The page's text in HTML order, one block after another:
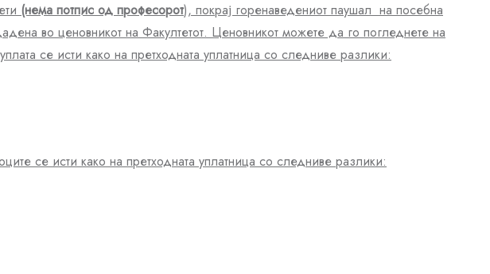
(нема потпис од професорот), покрај горенаведениот паушал на посебна
во ценовникот на Факултетот. Ценовникот можете да го погледнете на
се исти како на претходната уплатница со следниве разлики:
се исти како на претходната уплатница со следниве разлики: